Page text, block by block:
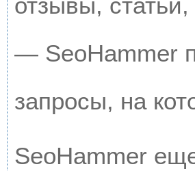
— SeoHammer
запросы, на
SeoHammer